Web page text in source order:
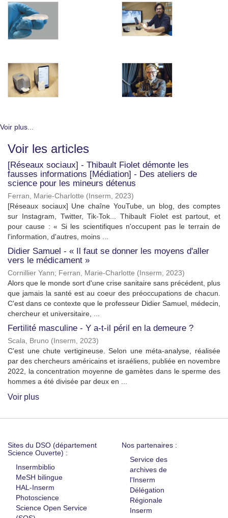
Voir plus...
Voir les articles
[Réseaux sociaux] - Thibault Fiolet démonte les
fausses informations [Médiation] - Des ateliers de
science pour les mineurs détenus
Ferran, Marie-Charlotte ( Inserm, 2023)
[Réseaux sociaux] Une chaîne YouTube, un blog, des comptes
sur Instagram, Twitter, Tik-Tok... Thibault Fiolet est partout, et
pour cause : « Si les scientifiques n'occupent pas le terrain de
l'information, d'autres, moins ...
Didier Samuel - « Il faut se donner les moyens d'aller
vers le médicament »
Cornillier Yann; Ferran, Marie-Charlotte ( Inserm, 2023)
Alors que le monde sort d'une crise sanitaire sans précédent, plus
que jamais la santé est au coeur des préoccupations de chacun.
C'est dans ce contexte que le professeur Didier Samuel, médecin,
chercheur et universitaire, ...
Fertilité masculine - Y a-t-il péril en la demeure ?
Scala, Bruno ( Inserm, 2023)
C'est une chute vertigineuse. Selon une méta-analyse, réalisée
par des chercheurs américains et israéliens, publiée en novembre
2022, la concentration moyenne de gamètes dans le sperme des
hommes a été divisée par deux en ...
Voir plus
Sites du DSO (département
Science Ouverte) :
Insermbiblio
MeSH bilingue
HAL-Inserm
Photoscience
Science Open Service
Nos partenaires :
Service des
archives de
l'Inserm
Délégation
Régionale
Inserm